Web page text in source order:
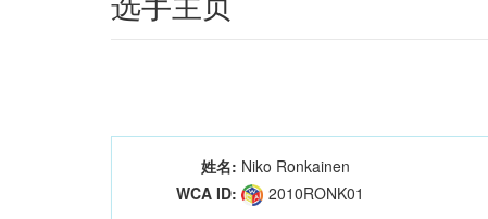
姓名: Niko Ronkainen
WCA ID:
2010RONK01